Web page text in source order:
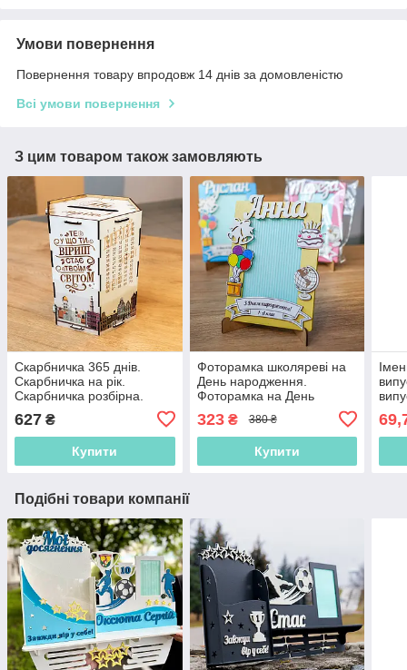
Умови повернення
Повернення товару впродовж 14 днів за домовленістю
Всі умови повернення
З цим товаром також замовляють
Скарбничка 365 днів.
Скарбничка на рік.
Скарбничка розбірна.
Копілка. Копилка
627 ₴
Купити
Фоторамка школяреві на
День народження.
Фоторамка на День
народження Подарунок на
День народження. Іменна
фоторамка
323₴ 380 ₴
Купити
Подібні товари компанії